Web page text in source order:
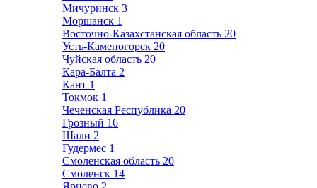
Мичуринск 3
Моршанск 1
Восточно-Казахстанская область 20
Усть-Каменогорск 20
Чуйская область 20
Кара-Балта 2
Кант 1
Токмок 1
Чеченская Республика 20
Грозный 16
Шали 2
Гудермес 1
Смоленская область 20
Смоленск 14